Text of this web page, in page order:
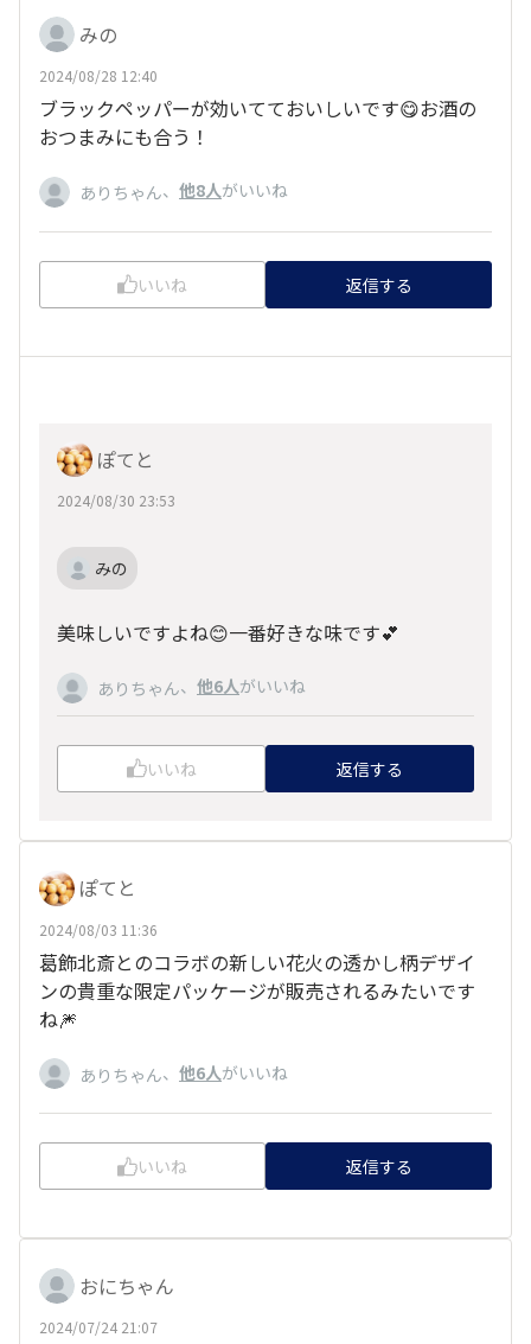
みの
2024/08/28 12:40
ブラックペッパーが効いてておいしいです😋お酒の
おつまみにも合う！
ありちゃん、 他8人がいいね
いいね 返信する
ぽてと
2024/08/30 23:53
みの
美味しいですよね😊一番好きな味です💕
ありちゃん、 他6人がいいね
いいね 返信する
ぽてと
2024/08/03 11:36
葛飾北斎とのコラボの新しい花火の透かし柄デザイ
ンの貴重な限定パッケージが販売されるみたいです
ね🎆
ありちゃん、 他6人がいいね
いいね 返信する
おにちゃん
2024/07/24 21:07